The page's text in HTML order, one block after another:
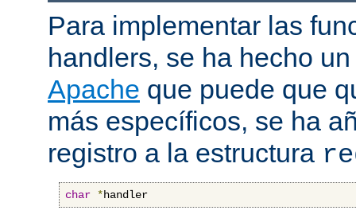
Para implementar las
handlers, se ha hecho
Apache que puede que
más específicos, se ha
registro a la estructura
char *handler